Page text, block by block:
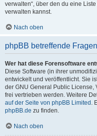
verwalten“, über den du eine
verwalten kannst.
Nach oben
phpBB betreffende Fragen
Wer hat diese Forensoftware
Diese Software (in ihrer
entwickelt und veröffentlicht. Sie
der GNU General Public License,
frei vertrieben werden. Weitere
auf der Seite von phpBB Limited .
phpBB.de zu finden.
Nach oben